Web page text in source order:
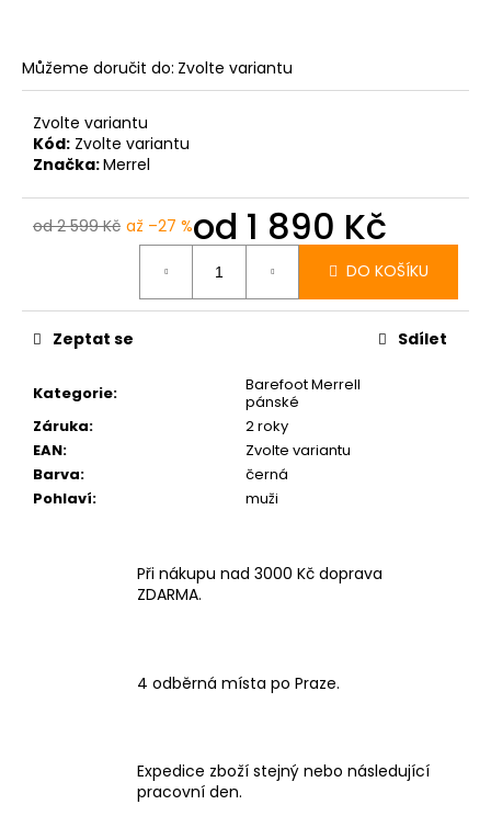
Můžeme doručit do: Zvolte variantu
Zvolte variantu
Kód: Zvolte variantu
Značka:Merrel
od 2 599 Kč až –27 %od 1 890 Kč
DO KOŠÍKU
Kategorie:
Barefoot Merrell
pánské
Záruka:
2 roky
EAN:
Zvolte variantu
Barva:
černá
Pohlaví: muži
Zeptat se Sdílet
Při nákupu nad 3000 Kč doprava
ZDARMA.
4 odběrná místa po Praze.
Expedice zboží stejný nebo následující
pracovní den.